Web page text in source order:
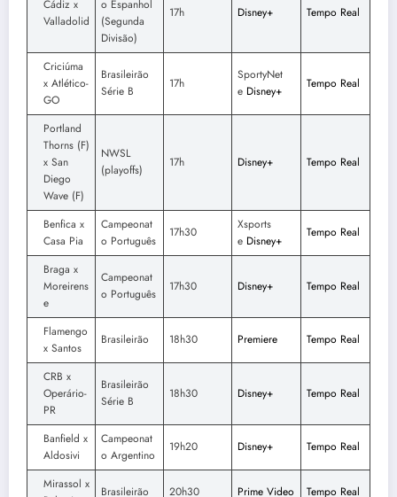
Cádiz x
Valladolid
o Espanhol
(Segunda
Divisão)
17h Disney+ Tempo Real
Criciúma
x Atlético-
GO
Brasileirão
Série B
17h
SportyNet
e Disney+ Tempo Real
Portland
Thorns (F)
x San
Diego
Wave (F)
NWSL
(playoffs)
17h Disney+ Tempo Real
Benfica x
Casa Pia
Campeonat
o Português
17h30
Xsports
e Disney+
Tempo Real
Braga x
Moreirens
e
Campeonat
o Português
17h30 Disney+ Tempo Real
Flamengo
x Santos
Brasileirão 18h30 Premiere Tempo Real
CRB x
Operário-
PR
Brasileirão
Série B
18h30 Disney+ Tempo Real
Banfield x
Aldosivi
Campeonat
o Argentino
19h20 Disney+ Tempo Real
Mirassol x
Brasileirão 20h30 Prime Video Tempo Real